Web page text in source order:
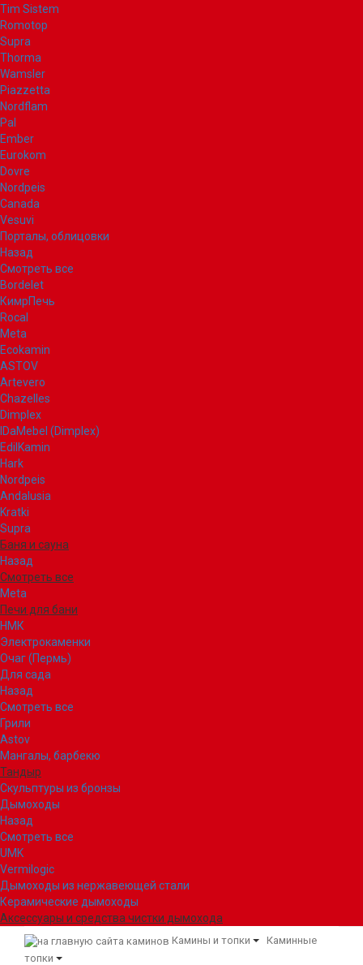
Tim Sistem
Romotop
Supra
Thorma
Wamsler
Piazzetta
Nordflam
Pal
Ember
Eurokom
Dovre
Nordpeis
Canada
Vesuvi
Порталы, облицовки
Назад
Смотреть все
Bordelet
КимрПечь
Rocal
Meta
Ecokamin
ASTOV
Artevero
Chazelles
Dimplex
IDaMebel (Dimplex)
EdilKamin
Hark
Nordpeis
Andalusia
Kratki
Supra
Баня и сауна
Назад
Смотреть все
Meta
Печи для бани
НМК
Электрокаменки
Очаг (Пермь)
Для сада
Назад
Смотреть все
Грили
Astov
Мангалы, барбекю
Тандыр
Скульптуры из бронзы
Дымоходы
Назад
Смотреть все
UMK
Vermilogic
Дымоходы из нержавеющей стали
Керамические дымоходы
Аксессуары и средства чистки дымохода
Камины и топки
Каминные
топки